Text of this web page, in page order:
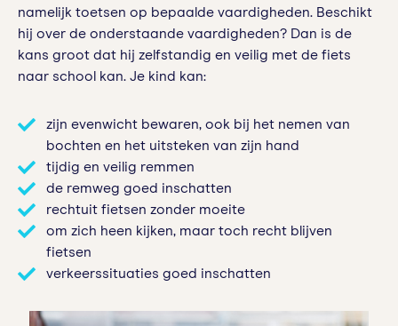
namelijk toetsen op bepaalde vaardigheden. Beschikt
hij over de onderstaande vaardigheden? Dan is de
kans groot dat hij zelfstandig en veilig met de fiets
naar school kan. Je kind kan:
zijn evenwicht bewaren, ook bij het nemen van
bochten en het uitsteken van zijn hand
tijdig en veilig remmen
de remweg goed inschatten
rechtuit fietsen zonder moeite
om zich heen kijken, maar toch recht blijven
fietsen
verkeerssituaties goed inschatten